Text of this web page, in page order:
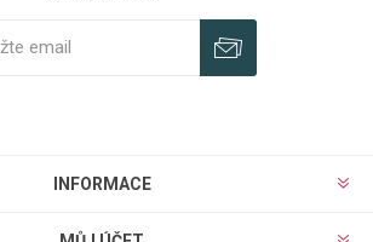
INFORMACE